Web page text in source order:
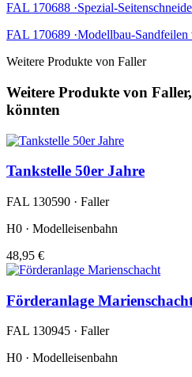
FAL 170688 ·Spezial-
FAL 170689 ·Modellbau-Sandfeilen
Weitere Produkte von Faller
Weitere Produkte von
könnten
Tankstelle 50er Jahre
FAL 130590 · Faller
H0 · Modelleisenbahn
48,95 €
Förderanlage
FAL 130945 · Faller
H0 · Modelleisenbahn